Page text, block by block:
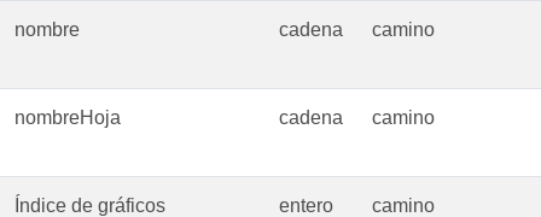
nombre cadena camino
nombreHoja cadena camino
Índice de gráficos entero camino